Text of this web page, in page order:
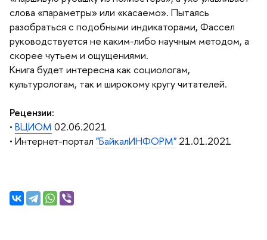
слова «параметры» или «касаемо». Пытаясь
разобраться с подобными индикаторами, Фассел
руководствуется не каким-либо научным методом, а
скорее чутьем и ощущениями.
Книга будет интересна как социологам,
культурологам, так и широкому кругу читателей.
Рецензии:
• ЦИОМ 02.06.2021
• Интернет-портал "БайкалИНФОРМ" 21.01.2021